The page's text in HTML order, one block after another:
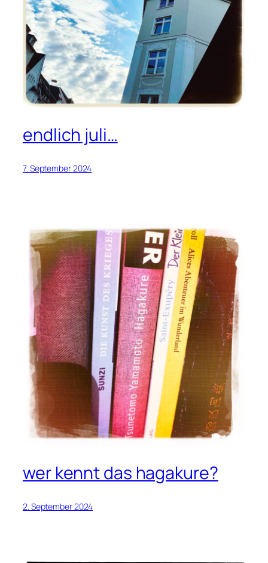
endlich juli…
7. September 2024
wer kennt das hagakure?
2. September 2024